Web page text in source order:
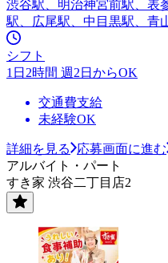
渋谷駅、明治神宮前駅、表
駅、広尾駅、中目黒駅、青
シフト
1日2時間 週2日からOK
交通費支給
未経験OK
詳細を見る
応募画面に進む
アルバイト・パート
すき家 渋谷二丁目店2